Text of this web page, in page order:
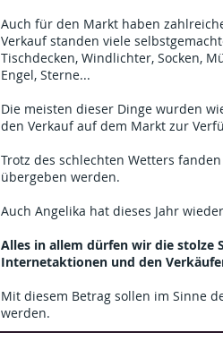
Auch für den Markt haben
Verkauf standen viele
Tischdecken, Windlichter, Socken,
Engel, Sterne...
Die meisten dieser Dinge wurden
den Verkauf auf dem Markt zur
Trotz des schlechten Wetters
übergeben werden.
Auch Angelika hat dieses Jahr
Alles in allem dürfen wir die stolze
Internetaktionen und den
Mit diesem Betrag sollen im Sinne
werden.